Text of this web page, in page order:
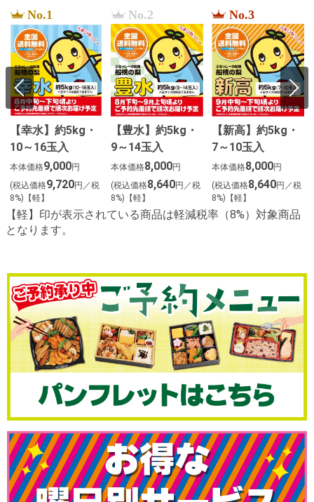
No.1
【幸水】約5kg・
10～16玉入
本体価格9,000円
(税込価格9,720円／税
8%)【軽】
No.2
【豊水】約5kg・
9～14玉入
本体価格8,000円
(税込価格8,640円／税
8%)【軽】
No.3
【新高】約5kg・
7～10玉入
本体価格8,000円
(税込価格8,640円／税
8%)【軽】
【軽】印が表示されている商品は軽減税率（8%）対象商品
となります。